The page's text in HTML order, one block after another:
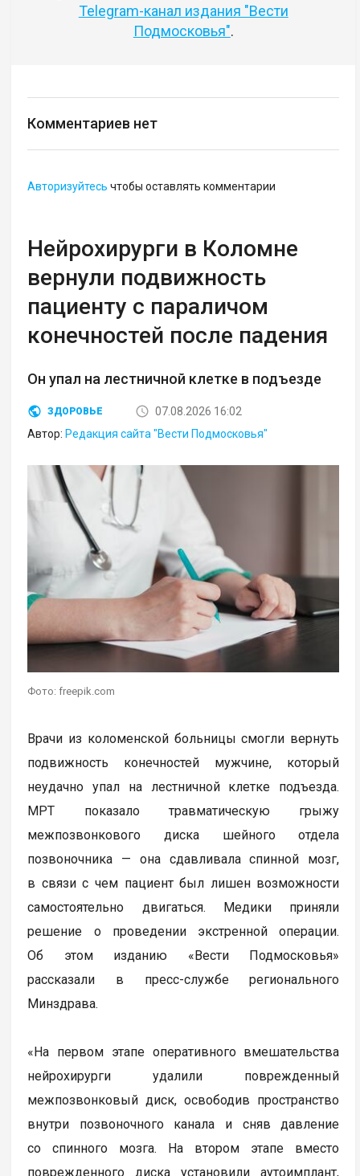
Telegram-канал издания "Вести
Подмосковья".
Комментариев нет
Авторизуйтесь чтобы оставлять комментарии
Нейрохирурги в Коломне
вернули подвижность
пациенту с параличом
конечностей после падения
Он упал на лестничной клетке в подъезде
ЗДОРОВЬЕ
07.08.2026 16:02
Автор: Редакция сайта "Вести Подмосковья"
Фото: freepik.com
Врачи из коломенской больницы смогли вернуть
подвижность конечностей мужчине, который
неудачно упал на лестничной клетке подъезда.
МРТ показало травматическую грыжу
межпозвонкового диска шейного отдела
позвоночника — она сдавливала спинной мозг,
в связи с чем пациент был лишен возможности
самостоятельно двигаться. Медики приняли
решение о проведении экстренной операции.
Об этом изданию «Вести Подмосковья»
рассказали в пресс-службе регионального
Минздрава.
«На первом этапе оперативного вмешательства
нейрохирурги удалили поврежденный
межпозвонковый диск, освободив пространство
внутри позвоночного канала и сняв давление
со спинного мозга. На втором этапе вместо
поврежденного диска установили аутоимплант,